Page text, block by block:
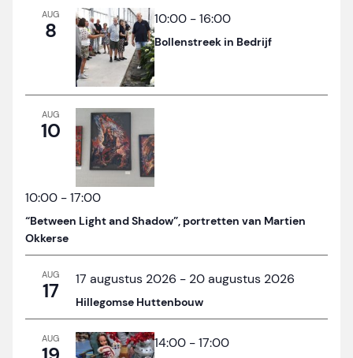
AUG
8 10:00 -16:00
Bollenstreek in Bedrijf
AUG
10
10:00 -17:00
“Between Light and Shadow”, portretten van Martien
Okkerse
AUG
17 17 augustus 2026 - 20 augustus 2026
Hillegomse Huttenbouw
AUG 14:00 -17:00